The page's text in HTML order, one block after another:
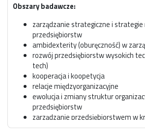
Obszary badawcze:
zarządzanie strategiczne i strategie
przedsiębiorstw
ambidexterity (oburęczność) w
rozwój przedsiębiorstw wysokich
tech)
kooperacja i koopetycja
relacje międzyorganizacyjne
ewolucja i zmiany struktur
przedsiębiorstw
zarządzanie przedsiębiorstwem w
restrukturyzacja przedsiębiorstwa